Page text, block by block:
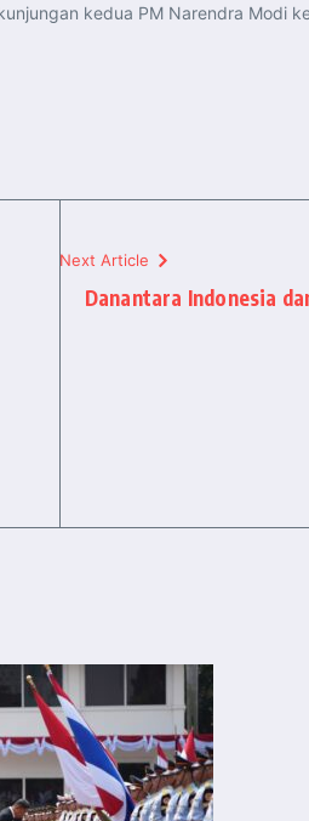
kedua PM Narendra Modi
Next Article
Danantara Indonesia